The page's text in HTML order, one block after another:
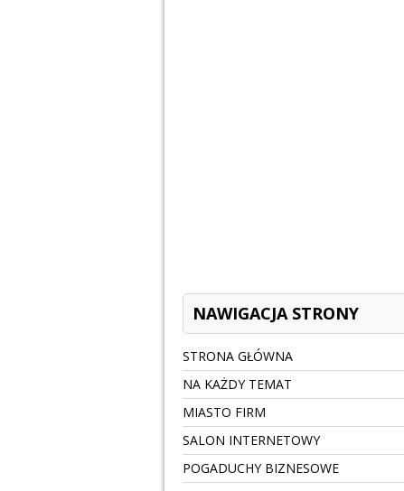
NAWIGACJA STRONY
STRONA GŁÓWNA
NA KAŻDY TEMAT
MIASTO FIRM
SALON INTERNETOWY
POGADUCHY BIZNESOWE